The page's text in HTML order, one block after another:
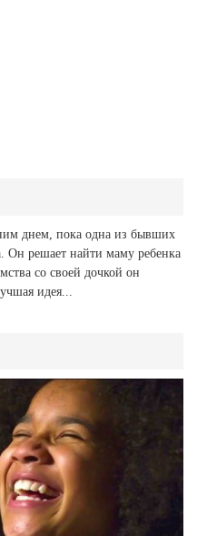
днем, пока одна из бывших
Он решает найти маму ребенка
со своей дочкой он
идея...